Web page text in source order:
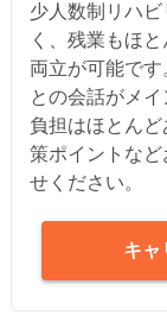
少人数制リハ
く、残業もほ
両立が可能で
との会話がメ
負担はほとん
策ポイントな
せください。
キャ